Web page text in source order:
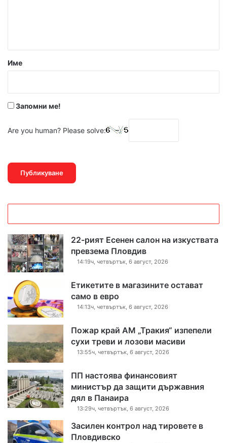
р
Име
Запомни ме!
Are you human? Please solve:
22-рият Есенен салон на изкуствата
превзема Пловдив
14:19ч, четвъртък, 6 август, 2026
Етикетите в магазините остават
само в евро
14:13ч, четвъртък, 6 август, 2026
Пожар край АМ „Тракия“ изпепели
сухи треви и лозови масиви
13:55ч, четвъртък, 6 август, 2026
ПП настоява финансовият
министър да защити държавния
дял в Панаира
13:29ч, четвъртък, 6 август, 2026
Засилен контрол над тировете в
Пловдивско